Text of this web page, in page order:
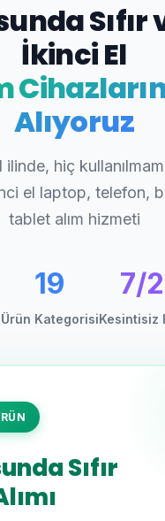
Sıfır
İkinci El
Alıyoruz
hiç
el laptop, telefon,
tablet alım hizmeti
19
Ürün Kategorisi
7/
Kesintisiz
Sıfır